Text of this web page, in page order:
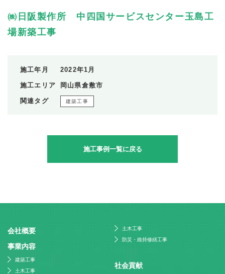
㈱日阪製作所 中四国サービスセンター玉島工
場新築工事
施工年月 2022年1月
施工エリア 岡山県倉敷市
関連タグ 建築工事
施工事例一覧に戻る
会社概要
事業内容
建築工事
土木工事
土木工事
防災・維持修繕工事
社会貢献